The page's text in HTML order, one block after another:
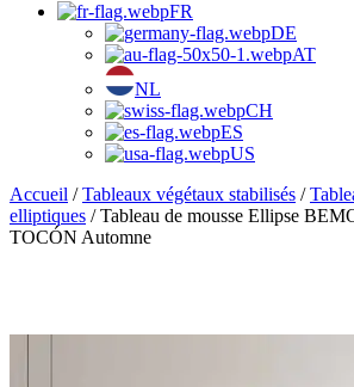
FR
DE
AT
NL
CH
ES
US
Accueil /Tableaux végétaux stabilisés /
elliptiques / Tableau de mousse Ellipse
TOCÓN Automne